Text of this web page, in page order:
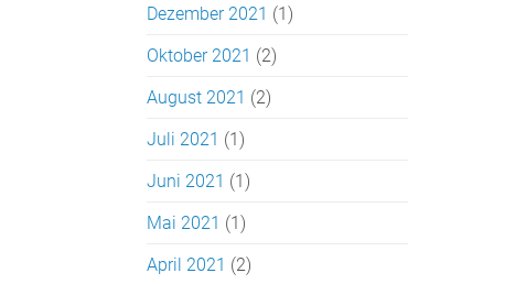
Dezember 2021 (1)
Oktober 2021 (2)
August 2021 (2)
Juli 2021 (1)
Juni 2021 (1)
Mai 2021 (1)
April 2021 (2)